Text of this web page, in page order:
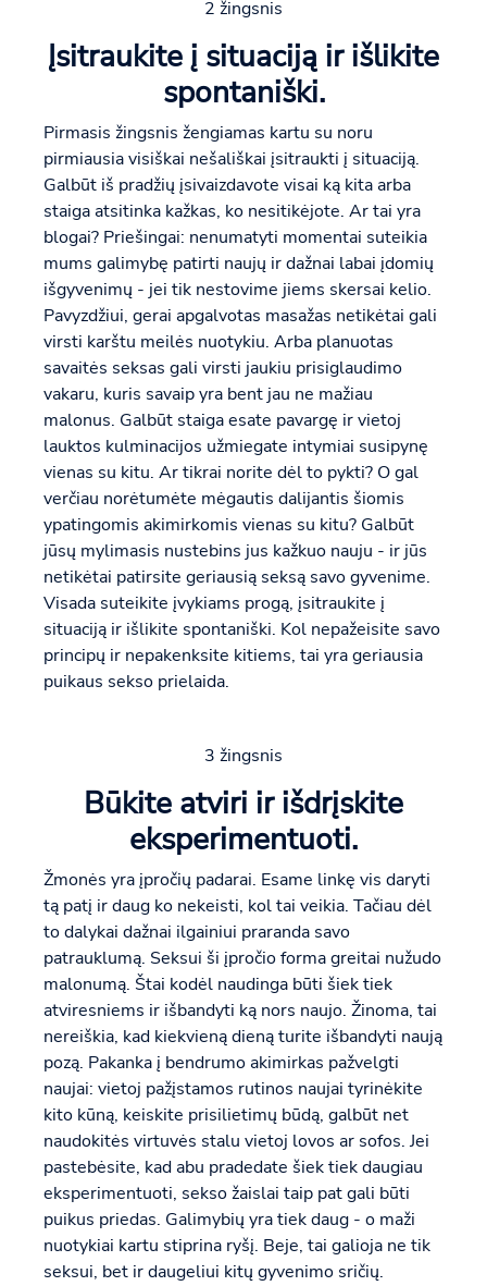
2 žingsnis
Įsitraukite į situaciją ir išlikite
spontaniški.
Pirmasis žingsnis žengiamas kartu su noru
pirmiausia visiškai nešališkai įsitraukti į situaciją.
Galbūt iš pradžių įsivaizdavote visai ką kita arba
staiga atsitinka kažkas, ko nesitikėjote. Ar tai yra
blogai? Priešingai: nenumatyti momentai suteikia
mums galimybę patirti naujų ir dažnai labai įdomių
išgyvenimų - jei tik nestovime jiems skersai kelio.
Pavyzdžiui, gerai apgalvotas masažas netikėtai gali
virsti karštu meilės nuotykiu. Arba planuotas
savaitės seksas gali virsti jaukiu prisiglaudimo
vakaru, kuris savaip yra bent jau ne mažiau
malonus. Galbūt staiga esate pavargę ir vietoj
lauktos kulminacijos užmiegate intymiai susipynę
vienas su kitu. Ar tikrai norite dėl to pykti? O gal
verčiau norėtumėte mėgautis dalijantis šiomis
ypatingomis akimirkomis vienas su kitu? Galbūt
jūsų mylimasis nustebins jus kažkuo nauju - ir jūs
netikėtai patirsite geriausią seksą savo gyvenime.
Visada suteikite įvykiams progą, įsitraukite į
situaciją ir išlikite spontaniški. Kol nepažeisite savo
principų ir nepakenksite kitiems, tai yra geriausia
puikaus sekso prielaida.
3 žingsnis
Būkite atviri ir išdrįskite
eksperimentuoti.
Žmonės yra įpročių padarai. Esame linkę vis daryti
tą patį ir daug ko nekeisti, kol tai veikia. Tačiau dėl
to dalykai dažnai ilgainiui praranda savo
patrauklumą. Seksui ši įpročio forma greitai nužudo
malonumą. Štai kodėl naudinga būti šiek tiek
atviresniems ir išbandyti ką nors naujo. Žinoma, tai
nereiškia, kad kiekvieną dieną turite išbandyti naują
pozą. Pakanka į bendrumo akimirkas pažvelgti
naujai: vietoj pažįstamos rutinos naujai tyrinėkite
kito kūną, keiskite prisilietimų būdą, galbūt net
naudokitės virtuvės stalu vietoj lovos ar sofos. Jei
pastebėsite, kad abu pradedate šiek tiek daugiau
eksperimentuoti, sekso žaislai taip pat gali būti
puikus priedas. Galimybių yra tiek daug - o maži
nuotykiai kartu stiprina ryšį. Beje, tai galioja ne tik
seksui, bet ir daugeliui kitų gyvenimo sričių.